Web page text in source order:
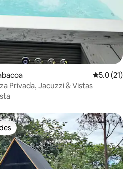
Calificación
5.0 (21)
Privada, Jacuzzi & Vistas